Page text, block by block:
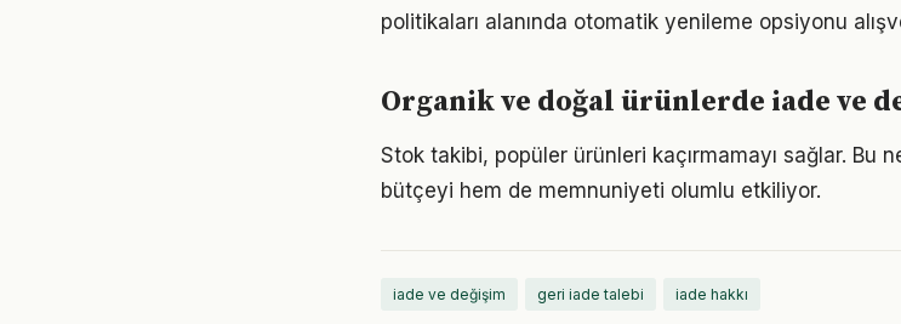
politikaları alanında otomatik yenileme opsiyonu
Organik ve doğal ürünlerde iade ve
Stok takibi, popüler ürünleri kaçırmamayı sağlar. Bu
bütçeyi hem de memnuniyeti olumlu etkiliyor.
iade ve değişim geri iade talebi iade hakkı